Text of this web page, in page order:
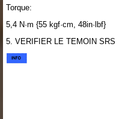
Torque:
5,4 N·m {55 kgf·cm, 48in·lbf}
5. VERIFIER LE TEMOIN SRS